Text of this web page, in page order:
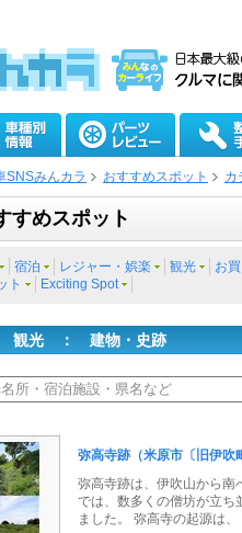
SNSみんカラ おすすめスポット カ
すめスポット
宿泊 レジャー・娯楽 観光 お
ト
Exciting Spot
観光 ： 建物・史跡
弥高寺跡（米原市〔旧伊吹
弥高寺跡は、伊吹山から南
では、数多くの僧坊が立ち
ました。 弥高寺の起源は、